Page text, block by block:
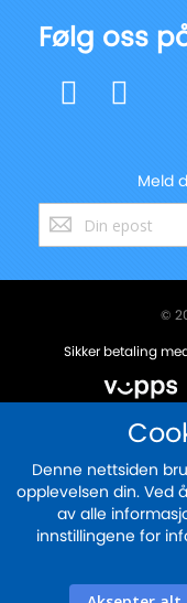
Følg oss
Meld
Registrer
deg
vårt
©
Sikker betaling
Denne nettsiden
opplevelsen din. Ved
av alle
innstillingene for